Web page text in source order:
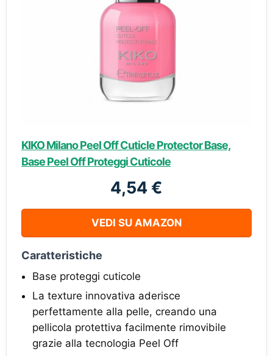
KIKO Milano Peel Off Cuticle Protector Base,
Base Peel Off Proteggi Cuticole
4,54 €
VEDI SU AMAZON
Caratteristiche
Base proteggi cuticole
La texture innovativa aderisce
perfettamente alla pelle, creando una
pellicola protettiva facilmente rimovibile
grazie alla tecnologia Peel Off